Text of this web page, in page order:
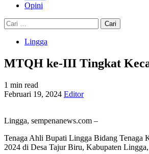
Opini
Cari
untuk:
Lingga
MTQH ke-III Tingkat
1 min read
Februari 19, 2024 Editor
Lingga, sempenanews.com –
Tenaga Ahli Bupati Lingga Bidang Tenaga
2024 di Desa Tajur Biru, Kabupaten